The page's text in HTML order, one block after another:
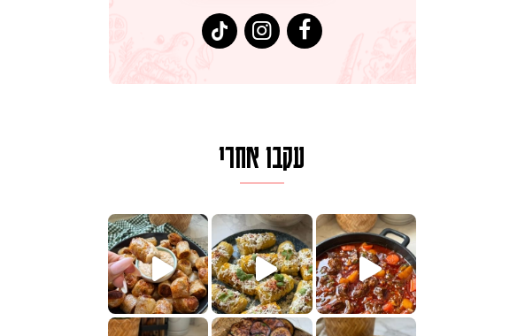
עקבו אחרי
. גולש המר
על מחבת עם גבינה בולגרית מעודנת מ
נשנושי פרגיות קריספיים ממכרים שמכינים בכמה דקות עב
רעיון מעולאז מה בשבילכם? בפ
פסטל טוניסאי לתשעת הימים, חשבתי מה לחדש לכם ונראה